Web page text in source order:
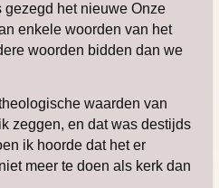
het nieuwe Onze
enkele woorden van het
woorden bidden dan we
waarden van
zeggen, en dat was destijds
ik hoorde dat het er
meer te doen als kerk dan